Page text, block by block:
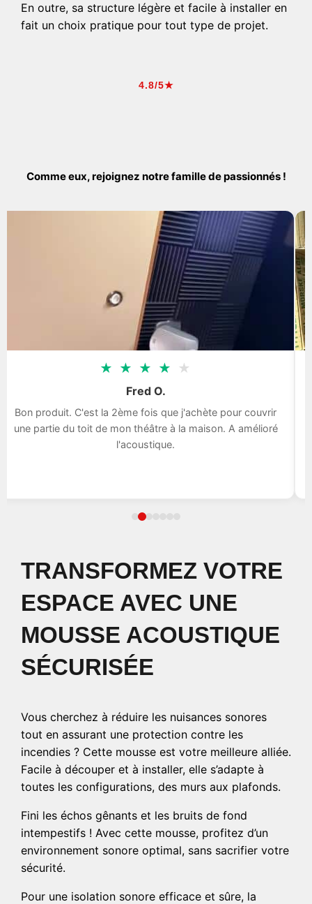
En outre, sa structure légère et facile à installer en
fait un choix pratique pour tout type de projet.
4.8/5★
Comme eux, rejoignez notre famille de passionnés !
★ ★ ★ ★ ★
Fred O.
Bon produit. C'est la 2ème fois que j'achète pour couvrir
une partie du toit de mon théâtre à la maison. A amélioré
l'acoustique.
TRANSFORMEZ VOTRE
ESPACE AVEC UNE
MOUSSE ACOUSTIQUE
SÉCURISÉE
Vous cherchez à réduire les nuisances sonores
tout en assurant une protection contre les
incendies ? Cette mousse est votre meilleure alliée.
Facile à découper et à installer, elle s’adapte à
toutes les configurations, des murs aux plafonds.
Fini les échos gênants et les bruits de fond
intempestifs ! Avec cette mousse, profitez d’un
environnement sonore optimal, sans sacrifier votre
sécurité.
Pour une isolation sonore efficace et sûre, la